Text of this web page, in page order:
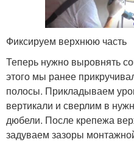
Фиксируем верхнюю часть
Теперь нужно выровнять
этого мы ранее
полосы. Прикладываем
вертикали и сверлим в
дюбели. После крепежа
задуваем зазоры